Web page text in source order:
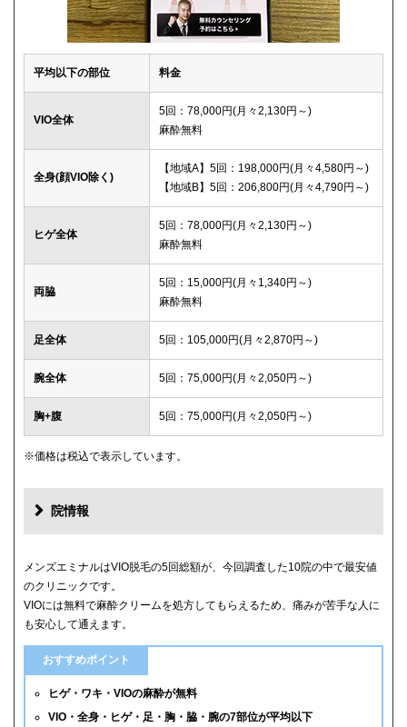
平均以下の部位 料金
VIO全体
5回：78,000円(月々2,130円～)
麻酔無料
全身(顔VIO除く)
【地域A】5回：198,000円(月々4,580円～)
【地域B】5回：206,800円(月々4,790円～)
ヒゲ全体
5回：78,000円(月々2,130円～)
麻酔無料
両脇
5回：15,000円(月々1,340円～)
麻酔無料
足全体 5回：105,000円(月々2,870円～)
腕全体 5回：75,000円(月々2,050円～)
胸+腹 5回：75,000円(月々2,050円～)
※価格は税込で表示しています。
院情報
メンズエミナルはVIO脱毛の5回総額が、今回調査した10院の中で最安値
のクリニックです。
VIOには無料で麻酔クリームを処方してもらえるため、痛みが苦手な人に
も安心して通えます。
おすすめポイント
ヒゲ・ワキ・VIOの麻酔が無料
VIO・全身・ヒゲ・足・胸・脇・腕の7部位が平均以下